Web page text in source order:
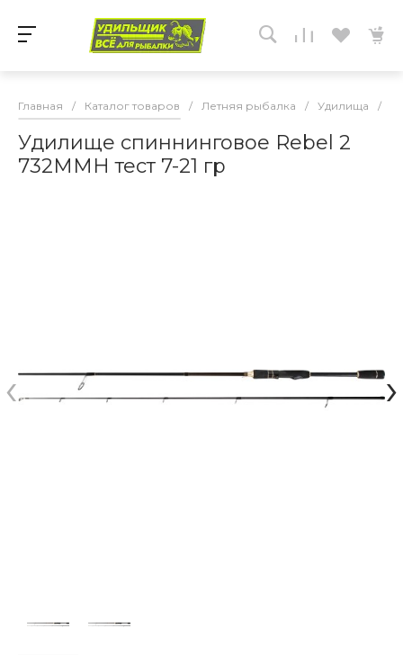
Главная / Каталог товаров / Летняя рыбалка / Удилища /
Удилище спиннинговое Rebel 2
732MMH тест 7-21 гр
‹ ›